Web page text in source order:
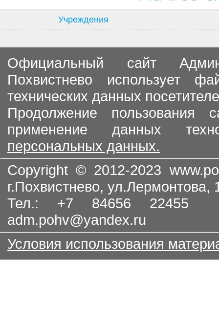
Учреждения
Официальный сайт
Похвистнево использует
технических данных
Продолжение пользования
применение данных
персональных данных.
Copyright © 2012-2023
г.Похвистнево, ул.Лермонтова,
Тел.: +7 84656
adm.pohv@yandex.ru
Условия использования